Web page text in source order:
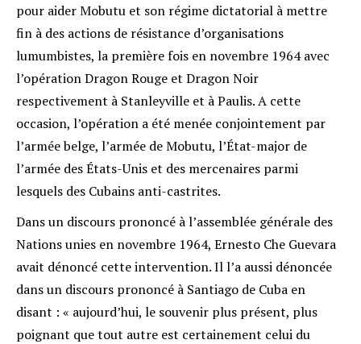
pour aider Mobutu et son régime dictatorial à mettre
fin à des actions de résistance d’organisations
lumumbistes, la première fois en novembre 1964 avec
l’opération Dragon Rouge et Dragon Noir
respectivement à Stanleyville et à Paulis. A cette
occasion, l’opération a été menée conjointement par
l’armée belge, l’armée de Mobutu, l’État-major de
l’armée des États-Unis et des mercenaires parmi
lesquels des Cubains anti-castrites.
Dans un discours prononcé à l’assemblée générale des
Nations unies en novembre 1964, Ernesto Che Guevara
avait dénoncé cette intervention. Il l’a aussi dénoncée
dans un discours prononcé à Santiago de Cuba en
disant : « aujourd’hui, le souvenir plus présent, plus
poignant que tout autre est certainement celui du